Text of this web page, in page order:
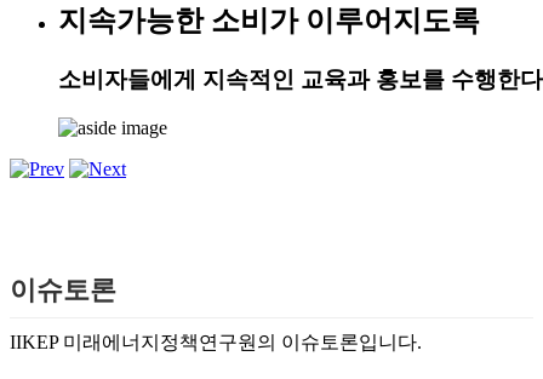
지속가능한 소비가 이루어지도록
소비자들에게 지속적인 교육과 홍보를 수행한
이슈토론
IIKEP 미래에너지정책연구원의 이슈토론입니다.